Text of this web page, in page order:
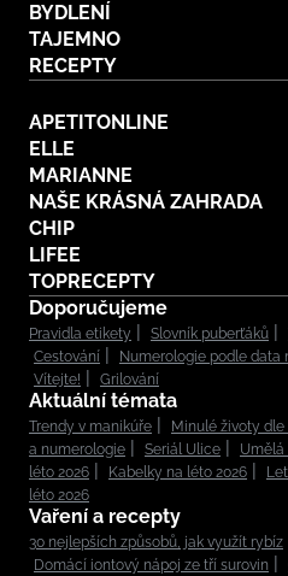
BYDLENÍ
TAJEMNO
RECEPTY
APETITONLINE
ELLE
MARIANNE
NAŠE KRÁSNÁ ZAHRADA
CHIP
LIFEE
TOPRECEPTY
Doporučujeme
Pravidla etikety Slovník puberťáků
Cestování
Numerologie podle data
Vítejte!
Grilování
Aktuální témata
Trendy v manikúře Minulé životy
a numerologie
Seriál Ulice
léto 2026
Kabelky na léto 2026
léto 2026
Vaření a recepty
30 nejlepších způsobů, jak využít rybíz
Domácí iontový nápoj ze tří surovin